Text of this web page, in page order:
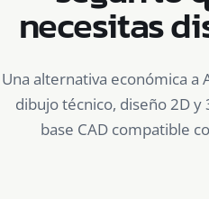
necesitas
Una alternativa económica a
dibujo técnico, diseño 2D y
base CAD compatible